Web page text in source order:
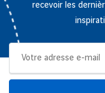
recevoir les